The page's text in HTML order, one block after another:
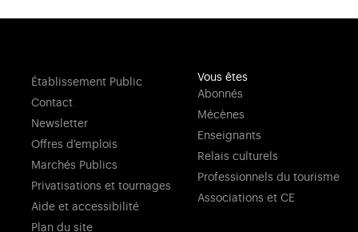
Établissement Public
Contact
Newsletter
Offres d'emplois
Marchés Publics
Privatisations et tournages
Aide et accessibilité
Plan du site
Vous êtes
Abonnés
Mécènes
Enseignants
Relais culturels
Professionnels du tourisme
Associations et CE